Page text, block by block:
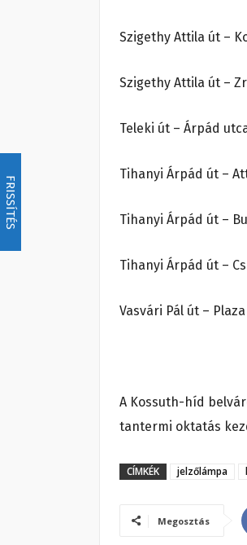
FRISSÍTÉS
Szigethy Attila út –
Szigethy Attila út –
Teleki út – Árpád
Tihanyi Árpád út –
Tihanyi Árpád út –
Tihanyi Árpád út –
Vasvári Pál út –
A Kossuth-híd
tantermi oktatás
CÍMKÉK jelzőlámpa
Megosztás